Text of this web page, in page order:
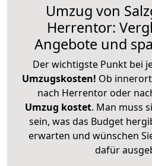
Umzug von
Herrentor:
Angebote und
Der wichtigste Punkt bei
Umzugskosten! Ob
nach Herrentor oder
Umzug kostet. Man muss
sein, was das Budget
erwarten und wünschen
dafür